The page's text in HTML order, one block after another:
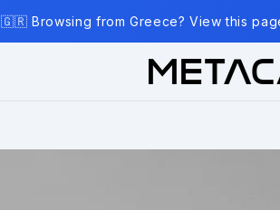
🇬🇷 Browsing from Greece? View this